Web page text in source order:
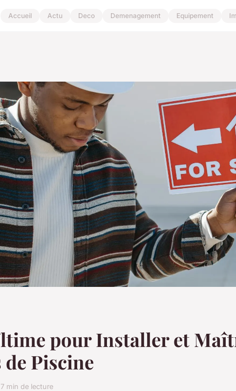
Accueil Actu Deco Demenagement Equipement
pour Installer et
de Piscine
7 min de lecture